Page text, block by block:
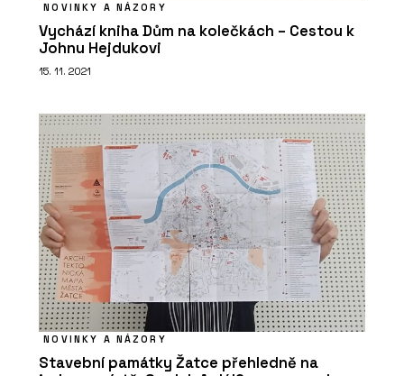
NOVINKY A NÁZORY
Vychází kniha Dům na kolečkách – Cestou k
Johnu Hejdukovi
15. 11. 2021
NOVINKY A NÁZORY
Stavební památky Žatce přehledně na